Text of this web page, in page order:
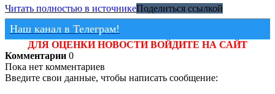
Читать полностью в источникеПоделиться ссылкой
Наш канал в Телеграм!
ДЛЯ ОЦЕНКИ НОВОСТИ ВОЙДИТЕ НА САЙТ
Комментарии 0
Пока нет комментариев
Введите свои данные, чтобы написать сообщение: